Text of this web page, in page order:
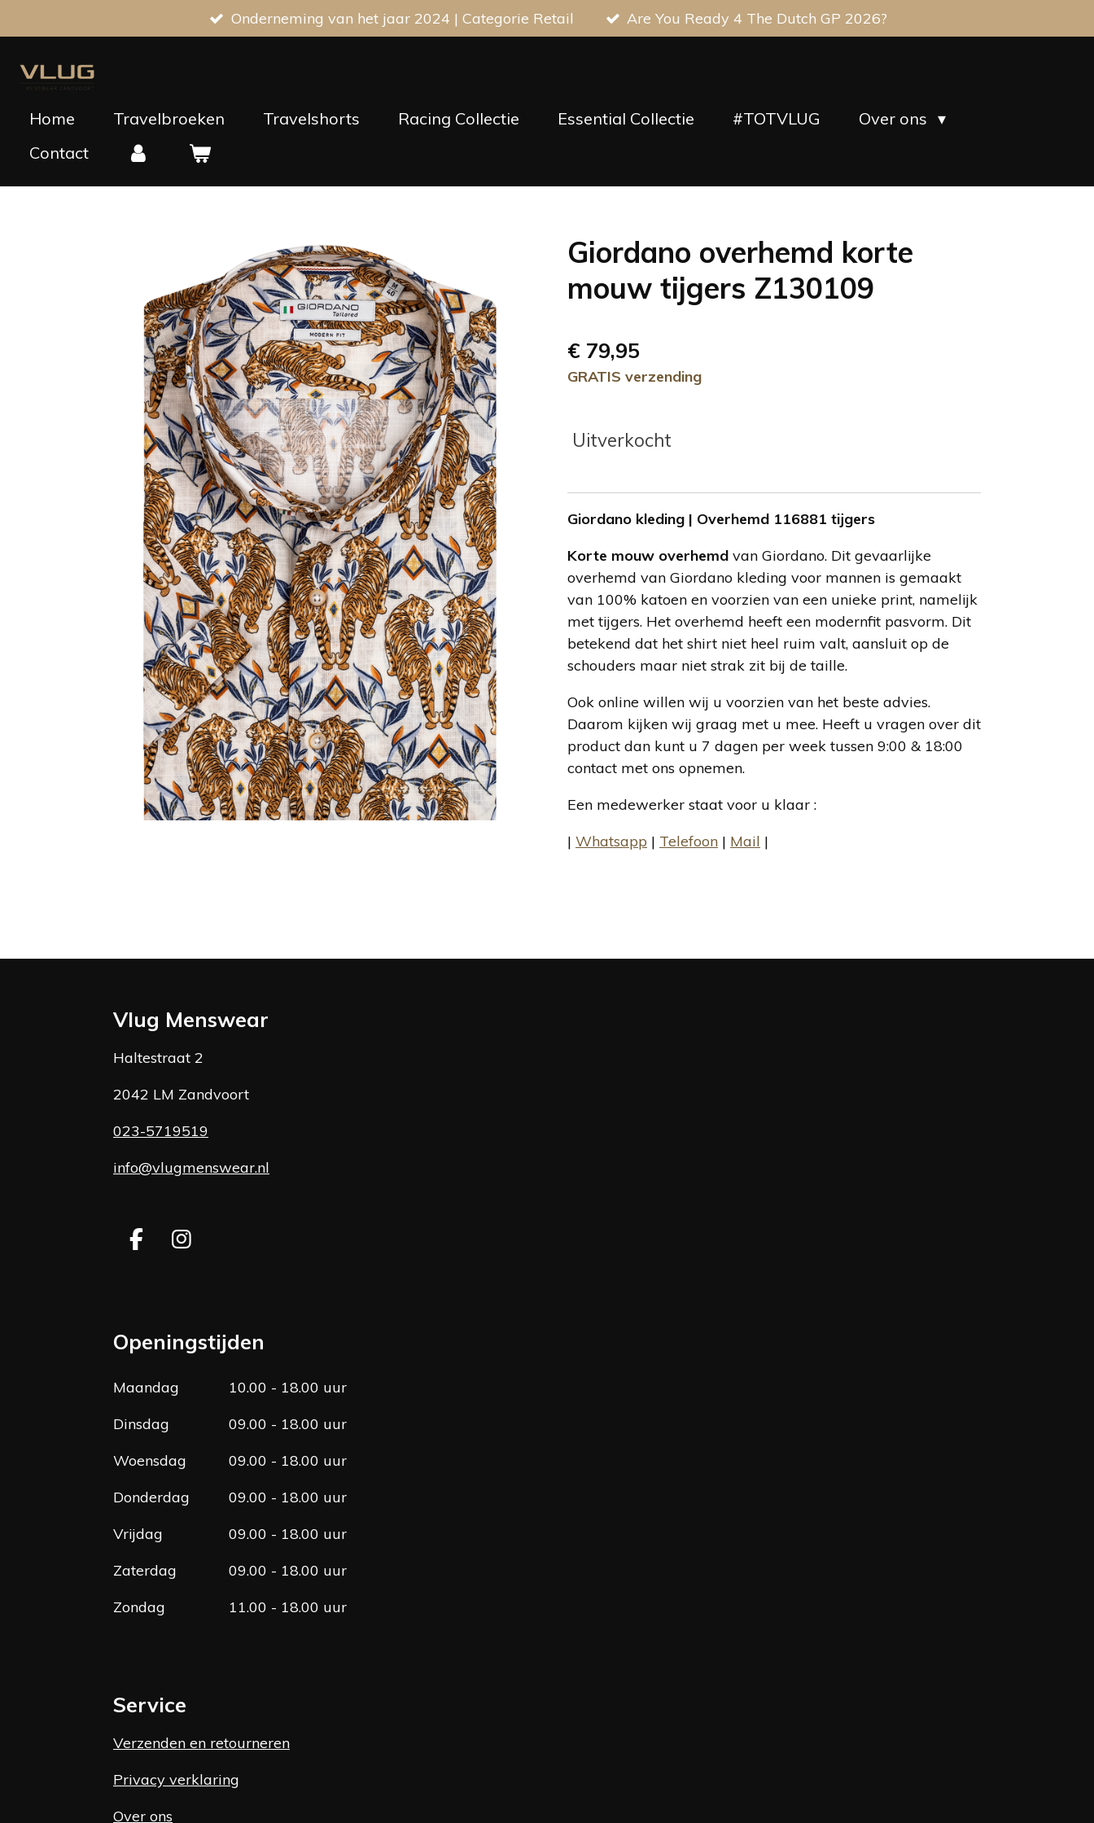
direct
naar
Onderneming van het jaar 2024 | Categorie Retail Are You Ready 4 The Dutch GP 2026?
Home Travelbroeken Travelshorts Racing Collectie Essential Collectie #TOTVLUG
Over ons
Contact
Giordano overhemd korte
mouw tijgers Z130109
€ 79,95
GRATIS verzending
Uitverkocht
Giordano kleding | Overhemd 116881 tijgers
Korte mouw overhemd van Giordano. Dit gevaarlijke
overhemd van Giordano kleding voor mannen is gemaakt
van 100% katoen en voorzien van een unieke print, namelijk
met tijgers. Het overhemd heeft een modernfit pasvorm. Dit
betekend dat het shirt niet heel ruim valt, aansluit op de
schouders maar niet strak zit bij de taille.
Ook online willen wij u voorzien van het beste advies.
Daarom kijken wij graag met u mee. Heeft u vragen over dit
product dan kunt u 7 dagen per week tussen 9:00 & 18:00
contact met ons opnemen.
Een medewerker staat voor u klaar :
| Whatsapp | Telefoon | Mail |
Vlug Menswear
Haltestraat 2
2042 LM Zandvoort
023-5719519
info@vlugmenswear.nl
F
b
o
I
a
g
Openingstijden
Maandag
10.00 - 18.00 uur
Dinsdag
09.00 - 18.00 uur
Woensdag
09.00 - 18.00 uur
Donderdag
09.00 - 18.00 uur
Vrijdag
09.00 - 18.00 uur
Zaterdag
09.00 - 18.00 uur
Zondag
11.00 - 18.00 uur
Service
Verzenden en retourneren
Privacy verklaring
Over ons